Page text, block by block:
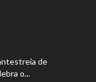
de
o...